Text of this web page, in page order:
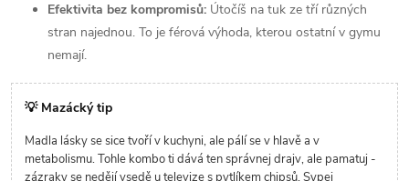
Efektivita bez kompromisů: Útočíš na tuk ze tří různých
stran najednou. To je férová výhoda, kterou ostatní v gymu
nemají.
💡 Mazácký tip
Madla lásky se sice tvoří v kuchyni, ale pálí se v hlavě a v
metabolismu. Tohle kombo ti dává ten správnej drajv, ale pamatuj -
zázraky se nedějí vsedě u televize s pytlíkem chipsů. Sypej